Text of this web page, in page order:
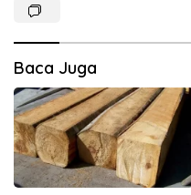
Baca Juga